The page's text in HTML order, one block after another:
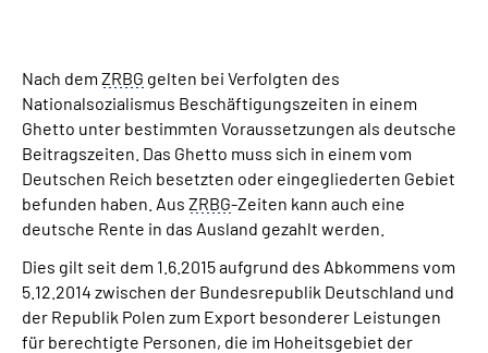
Online-Services
Suche
Language
Inhalte in Gebärdensprache (DGS)
Leichte Sprache
Nach dem ZRBG gelten bei Verfolgten des
Nationalsozialismus Beschäftigungszeiten in einem
Ghetto unter bestimmten Voraussetzungen als deutsche
Beitragszeiten. Das Ghetto muss sich in einem vom
Deutschen Reich besetzten oder eingegliederten Gebiet
befunden haben. Aus ZRBG-Zeiten kann auch eine
deutsche Rente in das Ausland gezahlt werden.
Dies gilt seit dem 1.6.2015 aufgrund des Abkommens vom
5.12.2014 zwischen der Bundesrepublik Deutschland und
der Republik Polen zum Export besonderer Leistungen
für berechtigte Personen, die im Hoheitsgebiet der